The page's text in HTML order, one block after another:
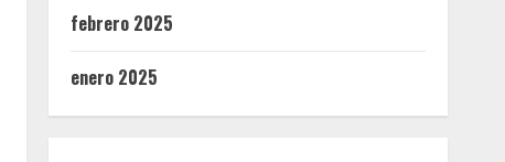
febrero 2025
enero 2025